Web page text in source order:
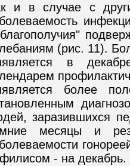
и в случае с
(рис. 11).
в
более
заразившихся
месяцы и
- на декабрь.